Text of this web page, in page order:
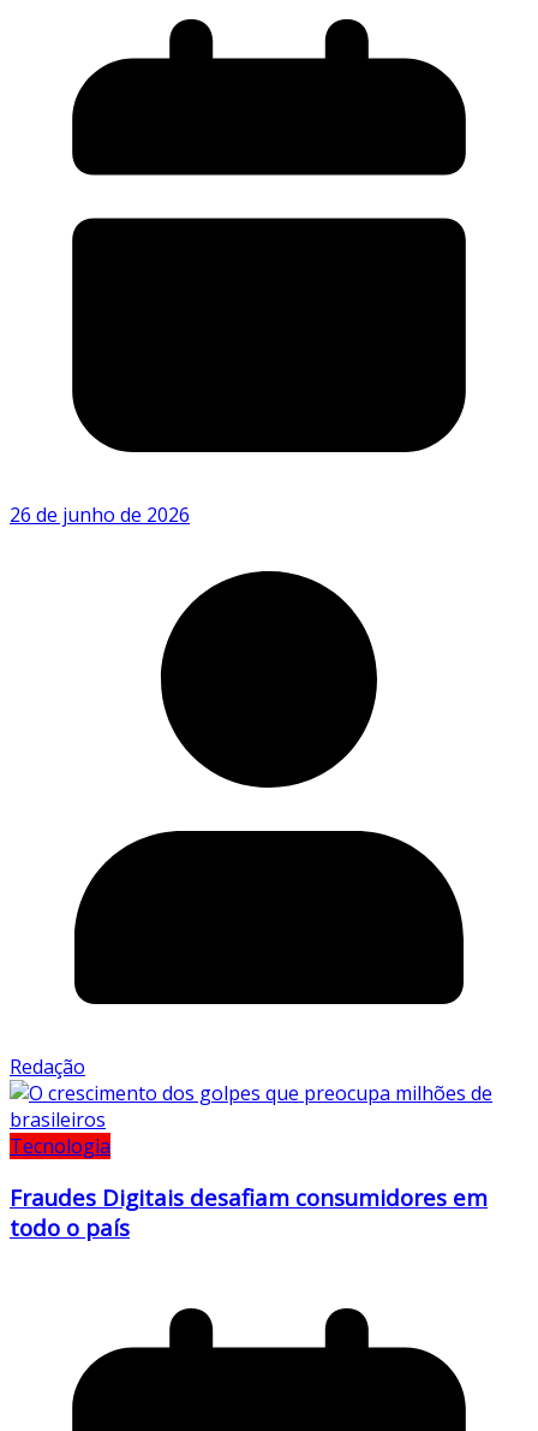
26 de junho de 2026
Redação
Tecnologia
Fraudes Digitais desafiam consumidores em
todo o país